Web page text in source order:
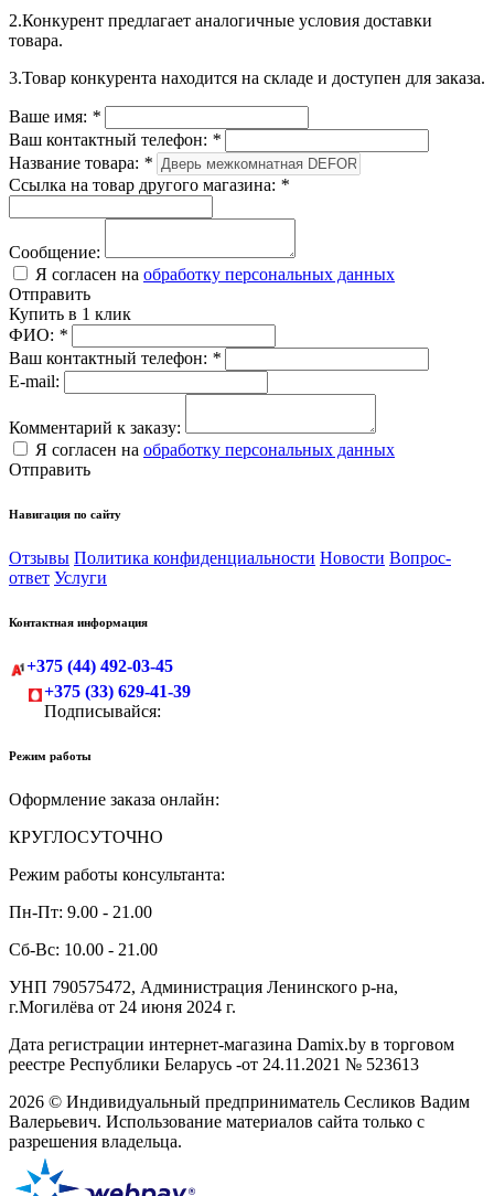
2.Конкурент предлагает аналогичные условия доставки
товара.
3.Товар конкурента находится на складе и доступен для заказа.
Ваше имя: *
Ваш контактный телефон: *
Название товара: *
Ссылка на товар другого магазина: *
Сообщение:
Я согласен на обработку персональных данных
Отправить
Купить в 1 клик
ФИО: *
Ваш контактный телефон: *
E-mail:
Комментарий к заказу:
Я согласен на обработку персональных данных
Отправить
Навигация по сайту
Отзывы Политика конфиденциальности Новости Вопрос-
ответ Услуги
Контактная информация
+375 (44) 492-03-45
+375 (33) 629-41-39
Подписывайся:
Режим работы
Оформление заказа онлайн:
КРУГЛОСУТОЧНО
Режим работы консультанта:
Пн-Пт: 9.00 - 21.00
Сб-Вс: 10.00 - 21.00
УНП 790575472, Администрация Ленинского р-на,
г.Могилёва от 24 июня 2024 г.
Дата регистрации интернет-магазина Damix.by в торговом
реестре Республики Беларусь -от 24.11.2021 № 523613
2026 © Индивидуальный предприниматель Сесликов Вадим
Валерьевич. Использование материалов сайта только с
разрешения владельца.